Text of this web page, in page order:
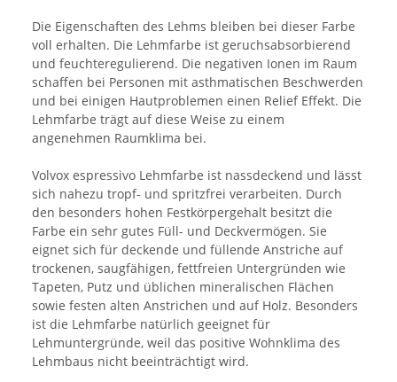
Die Eigenschaften des Lehms bleiben bei dieser Farbe
voll erhalten. Die Lehmfarbe ist geruchsabsorbierend
und feuchteregulierend. Die negativen Ionen im Raum
schaffen bei Personen mit asthmatischen Beschwerden
und bei einigen Hautproblemen einen Relief Effekt. Die
Lehmfarbe trägt auf diese Weise zu einem
angenehmen Raumklima bei.
Volvox espressivo Lehmfarbe ist nassdeckend und lässt
sich nahezu tropf- und spritzfrei verarbeiten. Durch
den besonders hohen Festkörpergehalt besitzt die
Farbe ein sehr gutes Füll- und Deckvermögen. Sie
eignet sich für deckende und füllende Anstriche auf
trockenen, saugfähigen, fettfreien Untergründen wie
Tapeten, Putz und üblichen mineralischen Flächen
sowie festen alten Anstrichen und auf Holz. Besonders
ist die Lehmfarbe natürlich geeignet für
Lehmuntergründe, weil das positive Wohnklima des
Lehmbaus nicht beeinträchtigt wird.